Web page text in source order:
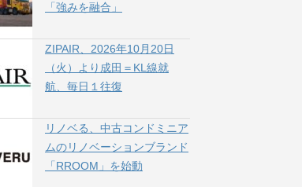
「強みを融合」
ZIPAIR、2026年10月20日
（火）より成田＝KL線就
航、毎日１往復
リノベる、中古コンドミニア
ムのリノベーションブランド
「RROOM」を始動